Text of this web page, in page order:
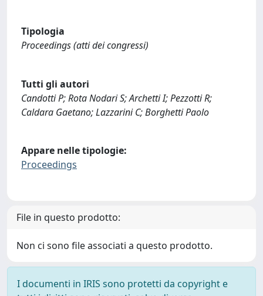
Tipologia
Proceedings (atti dei congressi)
Tutti gli autori
Candotti P; Rota Nodari S; Archetti I; Pezzotti R;
Caldara Gaetano; Lazzarini C; Borghetti Paolo
Appare nelle tipologie:
Proceedings
File in questo prodotto:
Non ci sono file associati a questo prodotto.
I documenti in IRIS sono protetti da copyright e